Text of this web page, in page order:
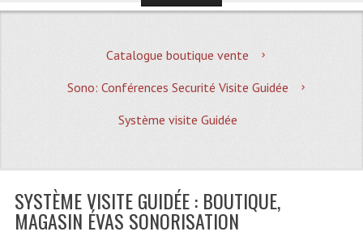
MAGASIN
Quoi De Neuf?
Promotions
Location De Matériel
Le Matériel D´occasion
Catalogue boutique vente
Sono: Conférences Securité Visite Guidée
Système visite Guidée
SYSTÈME VISITE GUIDÉE : BOUTIQUE,
MAGASIN ÉVAS SONORISATION